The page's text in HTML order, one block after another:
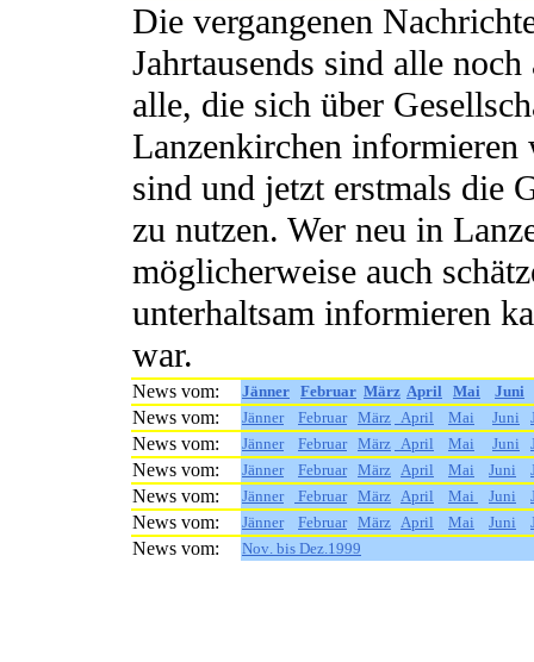
Die vergangenen
Jahrtausends sind alle
alle, die sich über
Lanzenkirchen
sind und jetzt erstmals die
zu nutzen. Wer neu in
möglicherweise auch
unterhaltsam informieren
war.
News vom: Jänner Februar März April Mai Juni
News vom: Jänner Februar März April Mai Juni
News vom: Jänner Februar März April Mai Juni
News vom: Jänner Februar März April Mai Juni
News vom: Jänner Februar März April Mai Juni
News vom: Jänner Februar März April Mai Juni
News vom: Nov. bis Dez.1999